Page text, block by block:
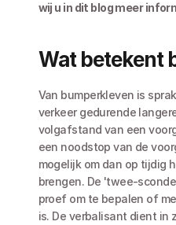
wij u in dit blog meer
Wat betekent
Van bumperkleven is
verkeer gedurende
volgafstand van een
een noodstop van de
mogelijk om dan op tijdig
brengen. De 'twee-
proef om te bepalen of
is. De verbalisant dient in